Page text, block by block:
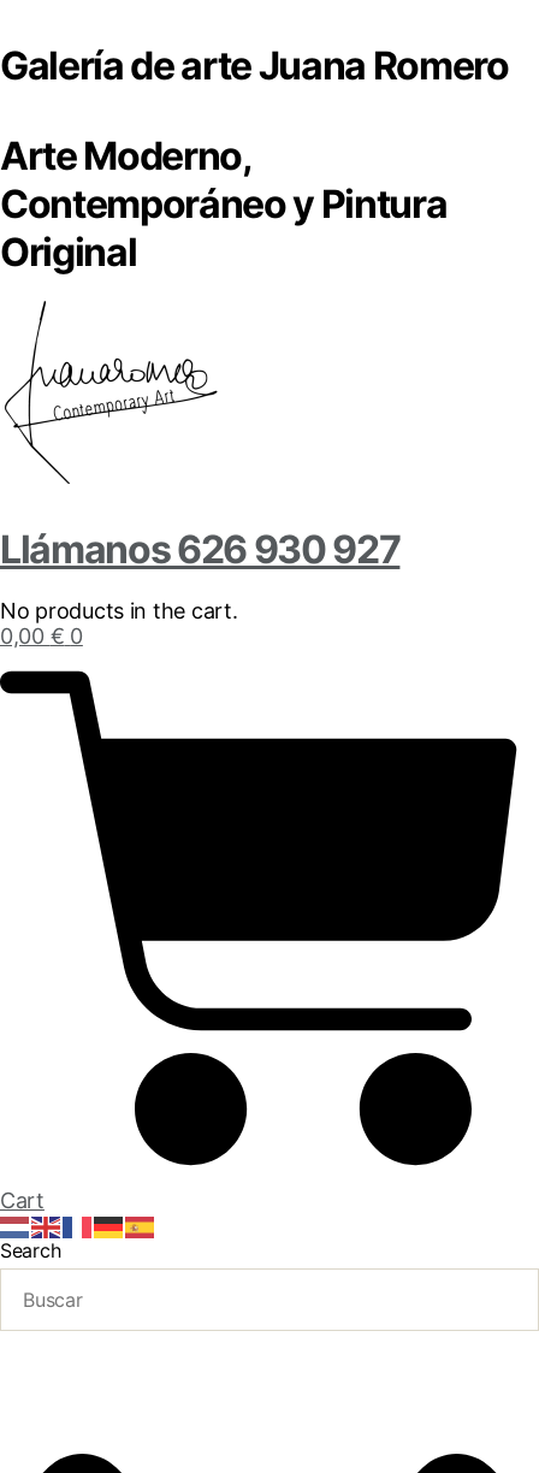
Galería de arte Juana Romero
Arte Moderno,
Contemporáneo y Pintura
Original
Llámanos 626 930 927
No products in the cart.
0,00 € 0
Cart
Search